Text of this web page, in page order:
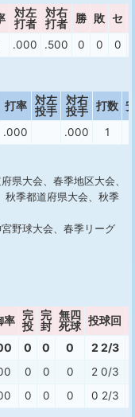
対左
打者
対右
打者
勝 敗 セ
.000 .500 0 0 0
打率
対左
投手
対右
投手
打数
.000 .000 1
県大会、春季地区大会、
秋季都道府県大会、秋季
野球大会、春季リーグ
率
完
投
完
封
無四
死球 投球回
0 0 0 2 2/3
0 0 0 2 0/3
0 0 0 0 2/3